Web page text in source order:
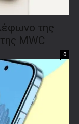
της
MWC
0